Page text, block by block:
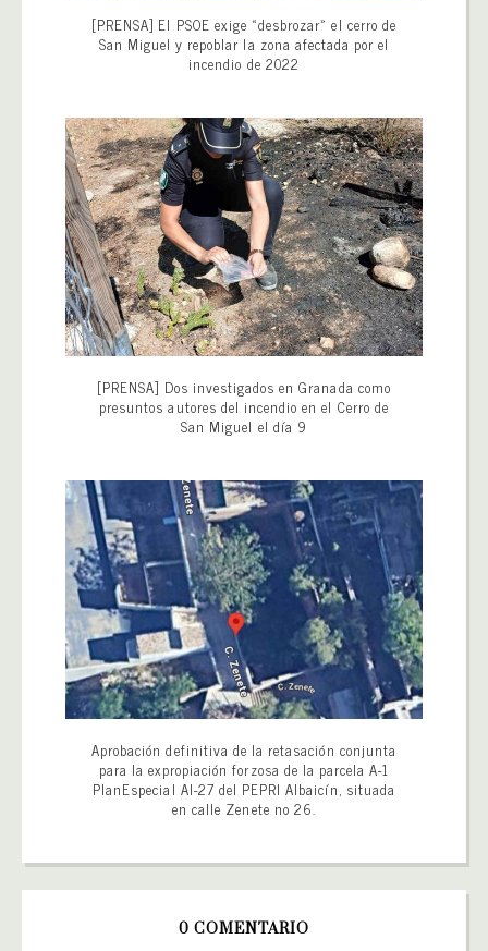
[PRENSA] El PSOE exige «desbrozar» el cerro de
San Miguel y repoblar la zona afectada por el
incendio de 2022
[PRENSA] Dos investigados en Granada como
presuntos autores del incendio en el Cerro de
San Miguel el día 9
Aprobación definitiva de la retasación conjunta
para la expropiación forzosa de la parcela A-1
PlanEspecial AI-27 del PEPRI Albaicín, situada
en calle Zenete no 26.
0 COMENTARIO